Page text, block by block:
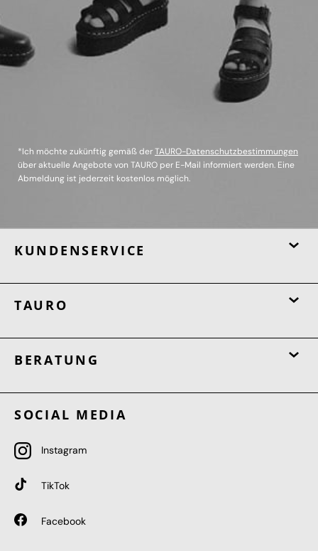
*Ich möchte zukünftig gemäß derTAURO-Datenschutzbestimmungen
über aktuelle Angebote von TAURO per E-Mail informiert werden. Eine
Abmeldung ist jederzeit kostenlos möglich.
KUNDENSERVICE
TAURO
BERATUNG
SOCIAL MEDIA
Instagram
TikTok
Facebook